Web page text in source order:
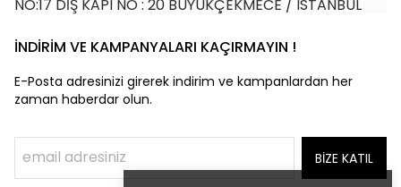
NO:17 DİŞ KAPI NO : 20 BÜYÜKÇEKMECE / ISTANBUL
İNDİRİM VE KAMPANYALARI KAÇIRMAYIN !
E-Posta adresinizi girerek indirim ve kampanlardan her
zaman haberdar olun.
BİZE KATIL